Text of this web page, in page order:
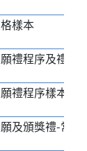
樣本
禮程序及禮儀
禮程序樣本
及頒獎禮-常見